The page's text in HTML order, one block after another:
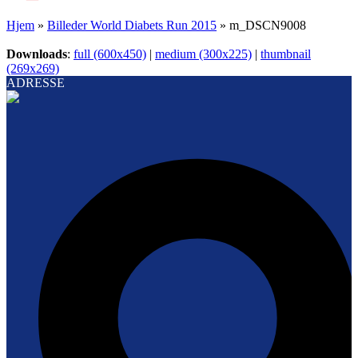
Hjem » Billeder World Diabets Run 2015 » m_DSCN9008
Downloads: full (600x450) | medium (300x225) | thumbnail
(269x269)
ADRESSE